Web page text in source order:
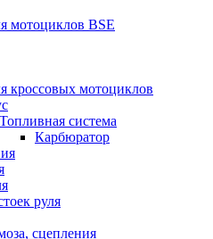
мотоциклов BSE
кроссовых мотоциклов
Топливная система
Карбюратор
руля
сцепления